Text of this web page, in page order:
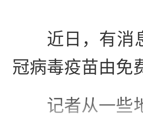
近日，有消
冠病毒疫苗由免
记者从一些